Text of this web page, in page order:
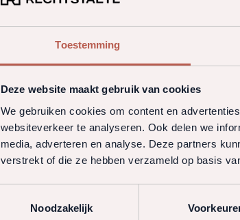
Toestemming
Deze website maakt gebruik van cookies
We gebruiken cookies om content en
websiteverkeer te analyseren. Ook delen we
media, adverteren en analyse. Deze partners
verstrekt of die ze hebben verzameld op basis
Noodzakelijk